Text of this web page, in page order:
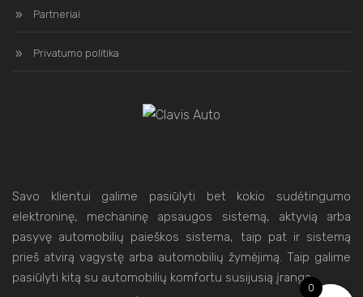
Partneriai
Privatumo politika
Savo klientui galime pasiūlyti bet kokio sudėtingumo
elektroninę, mechaninę apsaugos sistemą, aktyvią arba
pasyvę automobilių paieškos sistema, taip pat ir sistemą
prieš atvirą vagystę arba automobilių žymėjimą. Taip galime
pasiūlyti kitą su automobilių komfortu susijusią įrangą.
0